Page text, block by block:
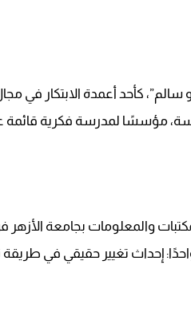
كأحد أعمدة الابتكار في
مؤسسًا لمدرسة فكرية قائمة
– قسم الوثائق والمكتبات والمعلومات